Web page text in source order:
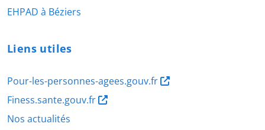
EHPAD à Béziers
Liens utiles
Pour-les-personnes-agees.gouv.fr
Finess.sante.gouv.fr
Nos actualités